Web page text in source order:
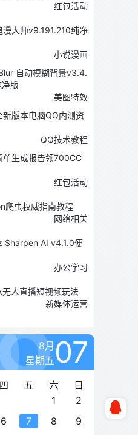
红包活动
漫大师v9.191.210纯净
小说漫画
自动模糊背景v3.4.
版
美图特效
新版本电脑QQ内测资
QQ技术教程
单生成报告领700CC
红包活动
爬虫权威指南教程
网络相关
Sharpen AI v4.1.0便
办公学习
人直播短视频玩法
新媒体运营
8月
星期五 07
四 五 六
日
1
2
6 7 8
9